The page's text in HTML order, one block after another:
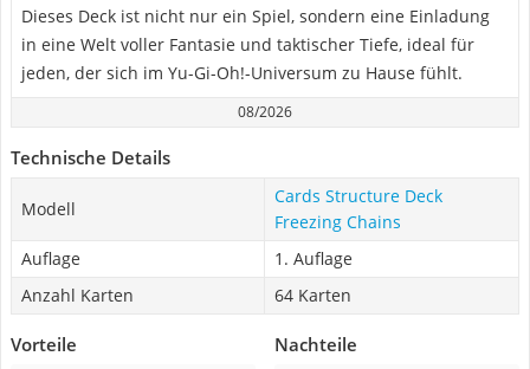
Dieses Deck ist nicht nur ein Spiel, sondern eine Einladung
in eine Welt voller Fantasie und taktischer Tiefe, ideal für
jeden, der sich im Yu-Gi-Oh!-Universum zu Hause fühlt.
08/2026
Technische Details
Modell
Cards Structure Deck
Freezing Chains
Auflage
1. Auflage
Anzahl Karten
64 Karten
Vorteile Nachteile